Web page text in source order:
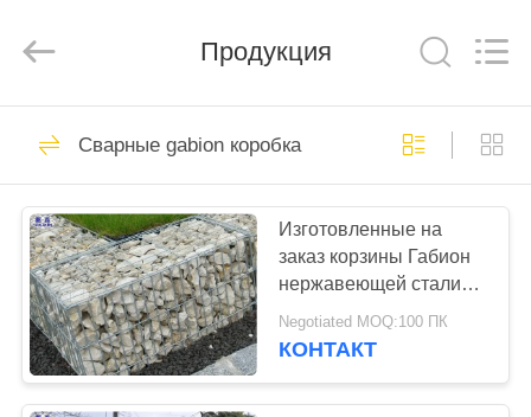
ДОМОЙ
ПРОДУКЦИЯ
НАС
ЭКСКУРСИЯ
Ltd..
Защитительный
барьер
301
291
Продукция
Сварные gabion коробка
Изготовленные на
заказ корзины Габион
нержавеющей стали
для строя подпорных
стенок
Negotiated MOQ:100 ПК
КОНТАКТ